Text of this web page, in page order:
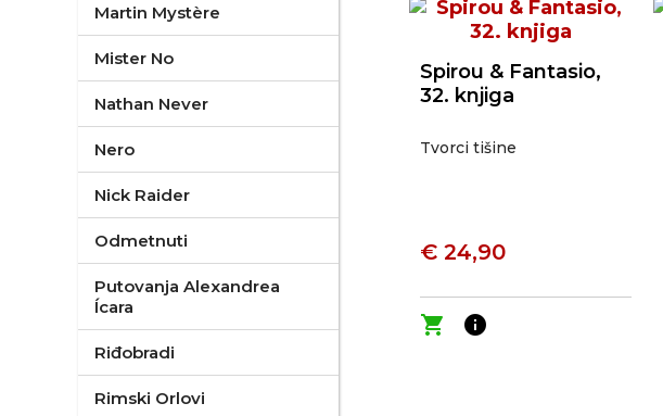
Martin Mystère
Mister No
Nathan Never
Nero
Nick Raider
Odmetnuti
Putovanja Alexandrea
Ícara
Riđobradi
Rimski Orlovi
Spirou & Fantasio,
32. knjiga
Tvorci tišine
€ 24,90
shopping_cart info